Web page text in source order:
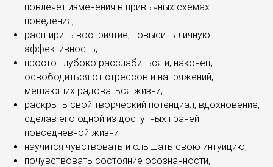
повлечет изменения в привычных схемах
поведения;
расширить восприятие, повысить личную
эффективность;
просто глубоко расслабиться и, наконец,
освободиться от стрессов и напряжений,
мешающих радоваться жизни;
раскрыть свой творческий потенциал, вдохновение,
сделав его одной из доступных граней
повседневной жизни
научится чувствовать и слышать свою интуицию;
почувствовать состояние осознанности,